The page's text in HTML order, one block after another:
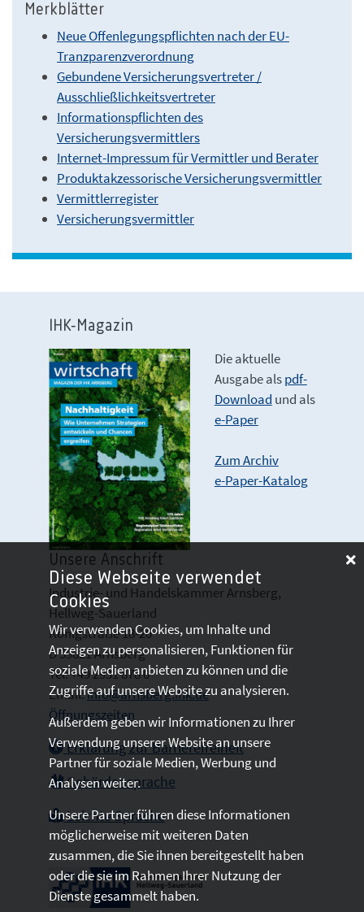
Merkblätter
Neue Offenlegungspflichten nach der EU-
Tranzparenzverordnung
Gebundene Versicherungsvertreter /
Ausschließlichkeitsvertreter
Informationspflichten des
Versicherungsvermittlers
Internet-Impressum für Vermittler und Berater
Produktakzessorische Versicherungsvermittler
Vermittlerregister
Versicherungsvermittler
IHK-Magazin
Die aktuelle
Ausgabe alspdf-
Download und als
e-Paper
Zum Archiv
e-Paper-Katalog
Unsere Anschrift
Industrie- und Handelskammer Arnsberg,
Hellweg-Sauerland
Königstraße 18-20
D 59821 Arnsberg
Tel: +49 2931 878 0
Email:info@arnsberg.ihk.de
Öffnungszeiten
Erklärung zur Barrierefreiheit
Gebärdensprache
Leichte Sprache
Diese Webseite verwendet
Cookies
Wir verwenden Cookies, um Inhalte und
Anzeigen zu personalisieren, Funktionen für
soziale Medien anbieten zu können und die
Zugriffe auf unsere Website zu analysieren.
Außerdem geben wir Informationen zu Ihrer
Verwendung unserer Website an unsere
Partner für soziale Medien, Werbung und
Analysen weiter.
Unsere Partner führen diese Informationen
möglicherweise mit weiteren Daten
zusammen, die Sie ihnen bereitgestellt haben
oder die sie im Rahmen Ihrer Nutzung der
Dienste gesammelt haben.